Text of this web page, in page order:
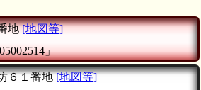
地 [地図等]
」
６１番地 [地図等]